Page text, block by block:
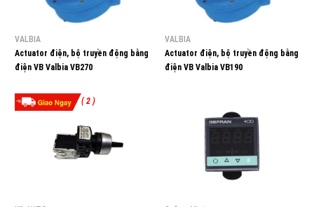
VALBIA
Actuator điện, bộ truyền động bằng
điện VB Valbia VB270
VALBIA
Actuator điện, bộ truyền động bằng
điện VB Valbia VB190
( 2 )